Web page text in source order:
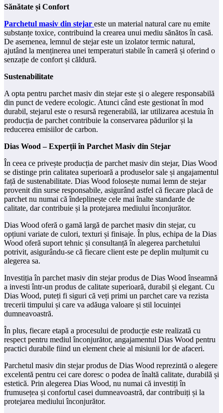
Sănătate și Confort
Parchetul masiv din stejar este un material natural care nu emite
substanțe toxice, contribuind la crearea unui mediu sănătos în casă.
De asemenea, lemnul de stejar este un izolator termic natural,
ajutând la menținerea unei temperaturi stabile în cameră și oferind o
senzație de confort și căldură.
Sustenabilitate
A opta pentru parchet masiv din stejar este și o alegere responsabilă
din punct de vedere ecologic. Atunci când este gestionat în mod
durabil, stejarul este o resursă regenerabilă, iar utilizarea acestuia în
producția de parchet contribuie la conservarea pădurilor și la
reducerea emisiilor de carbon.
Dias Wood – Experții în Parchet Masiv din Stejar
În ceea ce privește producția de parchet masiv din stejar, Dias Wood
se distinge prin calitatea superioară a produselor sale și angajamentul
față de sustenabilitate. Dias Wood folosește numai lemn de stejar
provenit din surse responsabile, asigurând astfel că fiecare placă de
parchet nu numai că îndeplinește cele mai înalte standarde de
calitate, dar contribuie și la protejarea mediului înconjurător.
Dias Wood oferă o gamă largă de parchet masiv din stejar, cu
opțiuni variate de culori, texturi și finisaje. În plus, echipa de la Dias
Wood oferă suport tehnic și consultanță în alegerea parchetului
potrivit, asigurându-se că fiecare client este pe deplin mulțumit cu
alegerea sa.
Investiția în parchet masiv din stejar produs de Dias Wood înseamnă
a investi într-un produs de calitate superioară, durabil și elegant. Cu
Dias Wood, puteți fi siguri că veți primi un parchet care va rezista
trecerii timpului și care va adăuga valoare și stil locuinței
dumneavoastră.
În plus, fiecare etapă a procesului de producție este realizată cu
respect pentru mediul înconjurător, angajamentul Dias Wood pentru
practici durabile fiind un element cheie al misiunii lor de afaceri.
Parchetul masiv din stejar produs de Dias Wood reprezintă o alegere
excelentă pentru cei care doresc o podea de înaltă calitate, durabilă și
estetică. Prin alegerea Dias Wood, nu numai că investiți în
frumusețea și confortul casei dumneavoastră, dar contribuiți și la
protejarea mediului înconjurător.